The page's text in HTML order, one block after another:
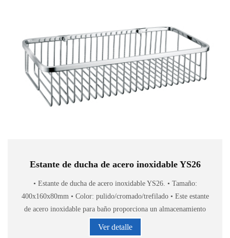
Estante de ducha de acero inoxidable YS26
• Estante de ducha de acero inoxidable YS26. • Tamaño:
400x160x80mm • Color: pulido/cromado/trefilado • Este estante
de acero inoxidable para baño proporciona un almacenamiento
Ver detalle